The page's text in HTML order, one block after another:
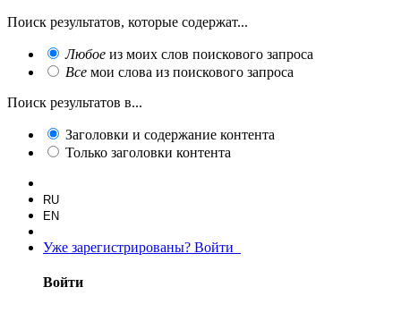
Поиск результатов, которые содержат...
Любое из моих слов поискового запроса
Все мои слова из поискового запроса
Поиск результатов в...
Заголовки и содержание контента
Только заголовки контента
RU
EN
Уже зарегистрированы? Войти
Войти